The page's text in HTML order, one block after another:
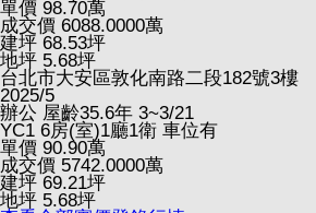
單價 98.70萬
成交價 6088.0000萬
建坪 68.53坪
地坪 5.68坪
台北市大安區敦化南路二段182號3樓
2025/5
辦公 屋齡35.6年 3~3/21
YC1 6房(室)1廳1衛 車位有
單價 90.90萬
成交價 5742.0000萬
建坪 69.21坪
地坪 5.68坪